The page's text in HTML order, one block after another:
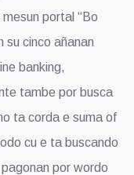
portal “Bo
su cinco añanan
banking,
tambe por busca
ta corda e suma of
cu e ta buscando
por wordo